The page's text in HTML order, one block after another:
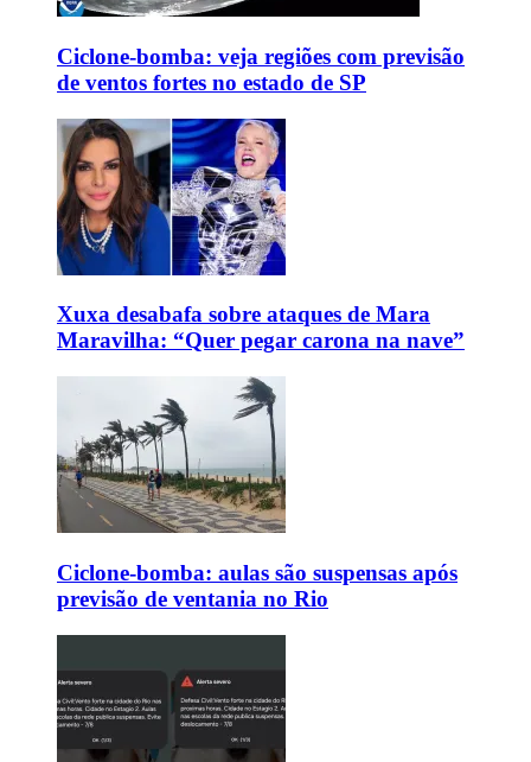
Ciclone-bomba: veja regiões com previsão
de ventos fortes no estado de SP
Xuxa desabafa sobre ataques de Mara
Maravilha: “Quer pegar carona na nave”
Ciclone-bomba: aulas são suspensas após
previsão de ventania no Rio